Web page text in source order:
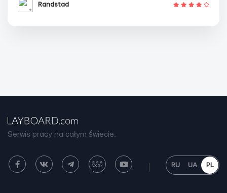
Randstad
Serwis pracy na całym świecie.
RU UA PL